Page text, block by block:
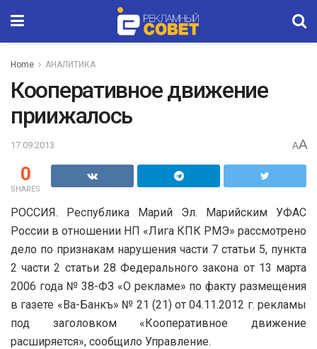
Home АНАЛИТИКА
Кооперативное движение
приижалось
17.09.2013 AA
0
SHARES
РОССИЯ. Республика Марий Эл. Марийским УФАС
России в отношении НП «Лига КПК РМЭ» рассмотрено
дело по признакам нарушения части 7 статьи 5, пункта
2 части 2 статьи 28 Федерального закона от 13 марта
2006 года № 38-ФЗ «О рекламе» по факту размещения
в газете «Ва-Банкъ» № 21 (21) от 04.11.2012 г. рекламы
под заголовком «Кооперативное движение
расширяется», сообщило Управление.